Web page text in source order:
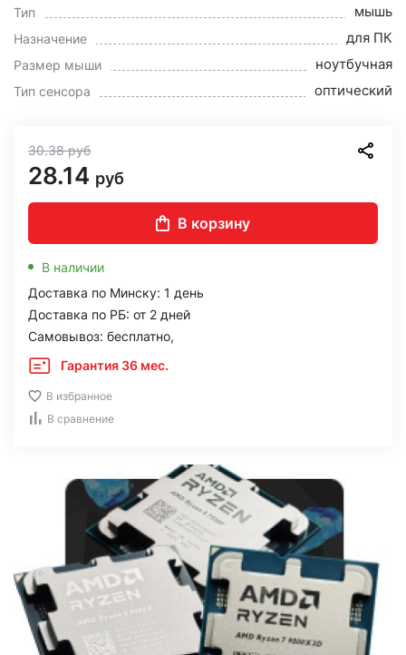
Тип мышь
Назначение для ПК
Размер мыши ноутбучная
Тип сенсора оптический
30.38руб
28.14 руб
В корзину
В наличии
Доставка по Минску: 1 день
Доставка по РБ: от 2 дней
Самовывоз: бесплатно,
Гарантия 36 мес.
В избранное
В сравнение